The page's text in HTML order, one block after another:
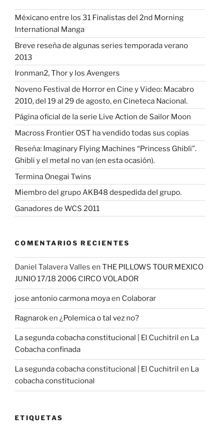
Méxicano entre los 31 Finalistas del 2nd Morning
International Manga
Breve reseña de algunas series temporada verano
2013
Ironman2, Thor y los Avengers
Noveno Festival de Horror en Cine y Video: Macabro
2010, del 19 al 29 de agosto, en Cineteca Nacional.
Página oficial de la serie Live Action de Sailor Moon
Macross Frontier OST ha vendido todas sus copias
Reseña: Imaginary Flying Machines “Princess Ghibli”.
Ghibli y el metal no van (en esta ocasión).
Termina Onegai Twins
Miembro del grupo AKB48 despedida del grupo.
Ganadores de WCS 2011
COMENTARIOS RECIENTES
Daniel Talavera Valles en THE PILLOWS TOUR MEXICO
JUNIO 17/18 2006 CIRCO VOLADOR
jose antonio carmona moyaen Colaborar
Ragnaroken ¿Polemica o tal vez no?
La segunda cobacha constitucional | El Cuchitril en La
Cobacha confinada
La segunda cobacha constitucional | El Cuchitril en La
cobacha constitucional
ETIQUETAS